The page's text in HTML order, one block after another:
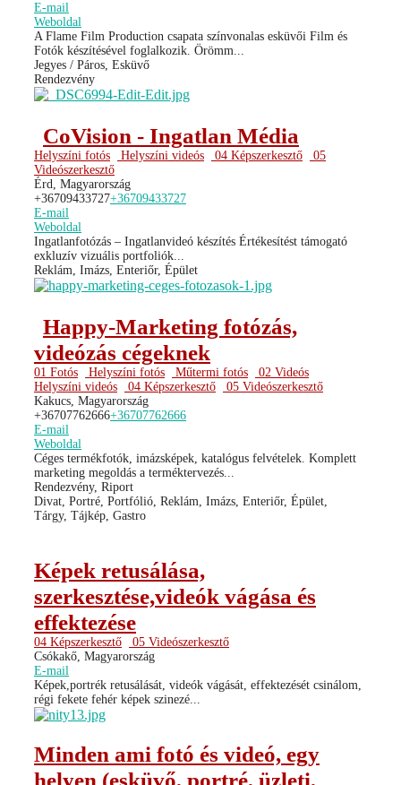
E-mail
Weboldal
A Flame Film Production csapata színvonalas esküvői Film és
Fotók készítésével foglalkozik. Örömm...
Jegyes / Páros, Esküvő
Rendezvény
CoVision - Ingatlan Média
Helyszíni fotós Helyszíni videós 04 Képszerkesztő
05
Videószerkesztő
Érd, Magyarország
+36709433727+36709433727
E-mail
Weboldal
Ingatlanfotózás – Ingatlanvideó készítés Értékesítést támogató
exkluzív vizuális portfoliók...
Reklám, Imázs, Enteriőr, Épület
Happy-Marketing fotózás,
videózás cégeknek
01 Fotós Helyszíni fotós Műtermi fotós
02 Videós
Helyszíni videós
04 Képszerkesztő
05 Videószerkesztő
Kakucs, Magyarország
+36707762666+36707762666
E-mail
Weboldal
Céges termékfotók, imázsképek, katalógus felvételek. Komplett
marketing megoldás a terméktervezés...
Rendezvény, Riport
Divat, Portré, Portfólió, Reklám, Imázs, Enteriőr, Épület,
Tárgy, Tájkép, Gastro
Képek retusálása,
szerkesztése,videók vágása és
effektezése
04 Képszerkesztő
05 Videószerkesztő
Csókakő, Magyarország
E-mail
Képek,portrék retusálását, videók vágását, effektezését csinálom,
régi fekete fehér képek szinezé...
Minden ami fotó és videó, egy
helyen (esküvő, portré, üzleti,